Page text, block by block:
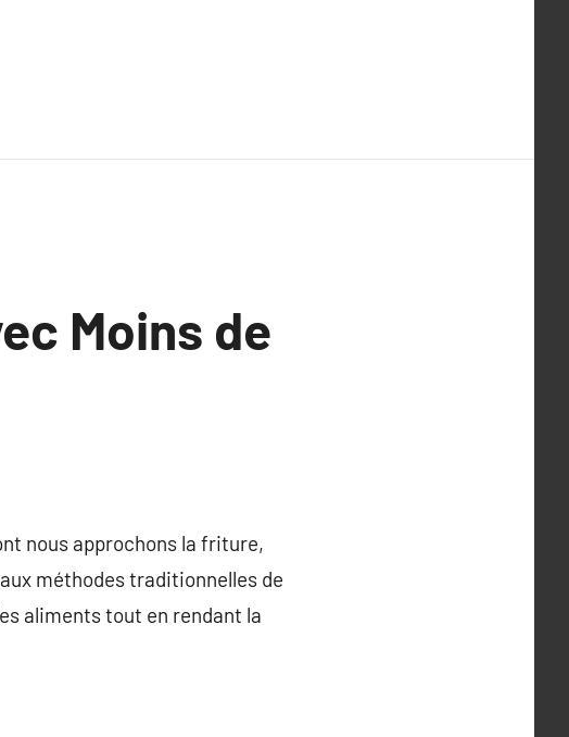
Moins de
nous approchons la friture,
méthodes traditionnelles de
aliments tout en rendant la